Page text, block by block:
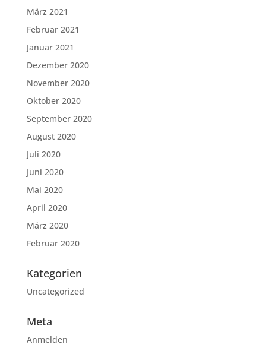
März 2021
Februar 2021
Januar 2021
Dezember 2020
November 2020
Oktober 2020
September 2020
August 2020
Juli 2020
Juni 2020
Mai 2020
April 2020
März 2020
Februar 2020
Kategorien
Uncategorized
Meta
Anmelden